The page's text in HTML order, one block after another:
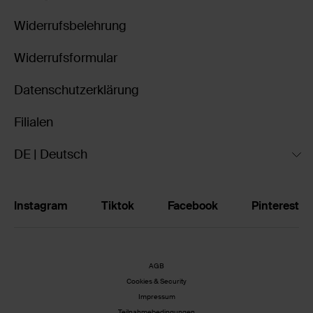
Widerrufsbelehrung
Widerrufsformular
Datenschutzerklärung
Filialen
DE | Deutsch
Instagram Tiktok Facebook Pinterest
AGB
Cookies & Security
Impressum